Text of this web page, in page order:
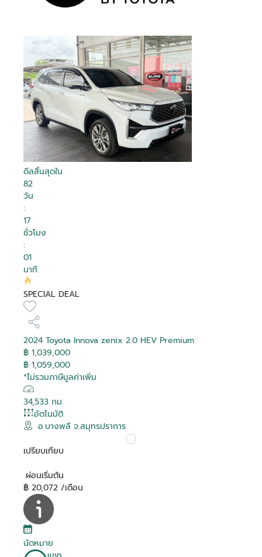
ดีลสิ้นสุดใน
82
วัน
:
17
ชั่วโมง
:
01
นาที
SPECIAL DEAL
2024 Toyota Innova zenix 2.0 HEV Premium
฿ 1,039,000
฿ 1,059,000
*ไม่รวมภาษีมูลค่าเพิ่ม
34,533 กม.
อัตโนมัติ
อ.บางพลี จ.สมุทรปราการ
เปรียบเทียบ
ผ่อนเริ่มต้น
฿ 20,072 /เดือน
นัดหมาย